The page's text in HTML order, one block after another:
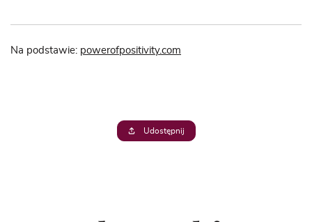
Na podstawie: powerofpositivity.com
Udostępnij